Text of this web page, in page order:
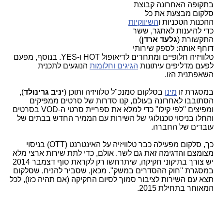
בתקופה האחרונה קבוצת
סלקום מבצעת את כל
ההכנות הטכניות והשיווקיות
כדי להיענות לאתגר, ששר
התקשורת (גלעד ארדן)
דוחף אותה: לספק שירותי
טלוויזיה חלופיים ומתחרים לדיאופול HOT ו-YES. בנוסף, מפעם
לפעם מדליפים עיתונות הגיגים וחלומות הנוגעים לתכנית
השאפתנית הזו.
במסגרת זו מינו בסלקום סמנכ"ל טלוויזיה ותוכן (יניב גרינולד),
הסתובבו לאחרונה בעולם, קנו סדרות של סרטים ממפיקים
ומפיצים "לפי קילו" כדי למלא את ספריית סרטי ה-VOD בסרטים
והחלו בניסוי טכנולוגי של השירות עם הממיר החדש בבתים של
עובדים של החברה.
כך,
סלקום מפעילה כבר טלוויזיה על האינטרנט (OTT) בניסוי
מצומצם והדגימה זאת גם לשר. אולם, כדי לתת שירות ארצי מלא
יש צורך בתיקוני חקיקה, שיתרחשו רק לקראת סוף דצמבר 2014
במסגרת "חוק ההסדרים במשק". מכאן, שסביר להניח, שסלקום
תצא עם השירות לציבור סמוך לסיום החקיקה (אם תהיה כזו), לכל
המאוחר בתחילת 2015.